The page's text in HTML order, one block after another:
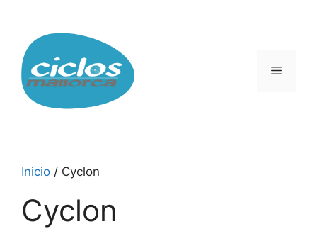
contenido
Menú
Inicio / Cyclon
Cyclon